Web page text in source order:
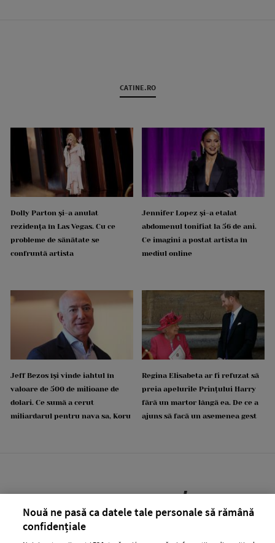
CATINE.RO
Dolly Parton și-a anulat
rezidența în Las Vegas. Cu ce
probleme de sănătate se
confruntă artista
Jennifer Lopez și-a etalat
abdomenul tonifiat la 56 de ani.
Ce imagini a postat artista în
mediul online
Jeff Bezos își vinde iahtul în
valoare de 500 de milioane de
dolari. Ce sumă a cerut
miliardarul pentru nava sa, Koru
Regina Elisabeta ar fi refuzat să
preia apelurile Prințului Harry
fără un martor lângă ea. De ce a
ajuns să facă un asemenea gest
people
Nouă ne pasă ca datele tale personale să rămână
confidențiale